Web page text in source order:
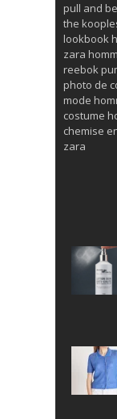
pull and
the
lookbook
zara
reebok
photo de
mode
costume
chemise
zara